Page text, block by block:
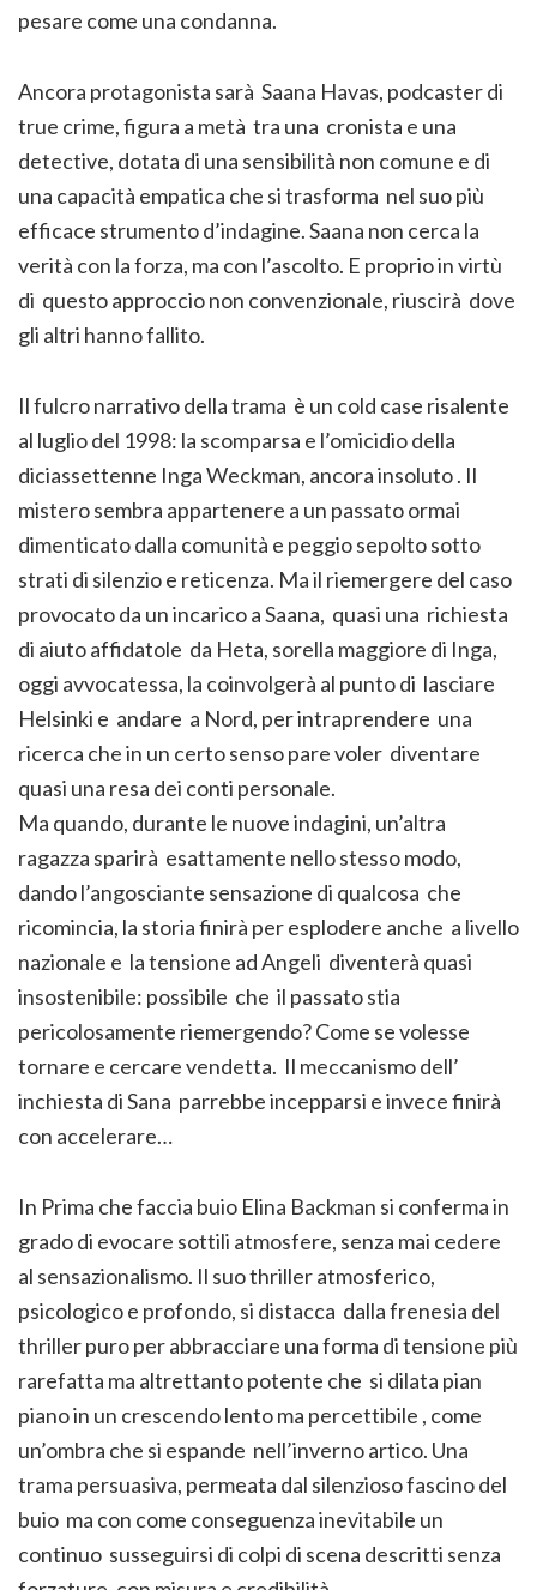
pesare come una condanna.
Ancora protagonista sarà Saana Havas, podcaster di
true crime, figura a metà tra una cronista e una
detective, dotata di una sensibilità non comune e di
una capacità empatica che si trasforma nel suo più
efficace strumento d’indagine. Saana non cerca la
verità con la forza, ma con l’ascolto. E proprio in virtù
di questo approccio non convenzionale, riuscirà dove
gli altri hanno fallito.
Il fulcro narrativo della trama è un cold case risalente
al luglio del 1998: la scomparsa e l’omicidio della
diciassettenne Inga Weckman, ancora insoluto . Il
mistero sembra appartenere a un passato ormai
dimenticato dalla comunità e peggio sepolto sotto
strati di silenzio e reticenza. Ma il riemergere del caso
provocato da un incarico a Saana, quasi una richiesta
di aiuto affidatole da Heta, sorella maggiore di Inga,
oggi avvocatessa, la coinvolgerà al punto di lasciare
Helsinki e andare a Nord, per intraprendere una
ricerca che in un certo senso pare voler diventare
quasi una resa dei conti personale.
Ma quando, durante le nuove indagini, un’altra
ragazza sparirà esattamente nello stesso modo,
dando l’angosciante sensazione di qualcosa che
ricomincia, la storia finirà per esplodere anche a livello
nazionale e la tensione ad Angeli diventerà quasi
insostenibile: possibile che il passato stia
pericolosamente riemergendo? Come se volesse
tornare e cercare vendetta. Il meccanismo dell’
inchiesta di Sana parrebbe incepparsi e invece finirà
con accelerare…
In Prima che faccia buio Elina Backman si conferma in
grado di evocare sottili atmosfere, senza mai cedere
al sensazionalismo. Il suo thriller atmosferico,
psicologico e profondo, si distacca dalla frenesia del
thriller puro per abbracciare una forma di tensione più
rarefatta ma altrettanto potente che si dilata pian
piano in un crescendo lento ma percettibile , come
un’ombra che si espande nell’inverno artico. Una
trama persuasiva, permeata dal silenzioso fascino del
buio ma con come conseguenza inevitabile un
continuo susseguirsi di colpi di scena descritti senza